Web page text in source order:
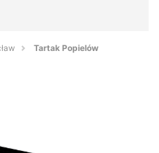
Tartak Popielów